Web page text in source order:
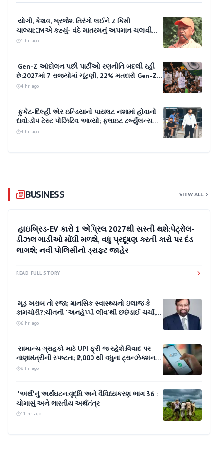
ચાલ્યા:CMએ કહ્યું- વંદે માતરમનું અપમાન ચલાવી
લેવાશે નહીં; 30 હજાર બાળકો-યુવાનો પહોંચ્યા
1 hr ago
છે:2027માં 7 રાજ્યોમાં ચૂંટણી, 22% મતદારો Gen-Z;
5% મતદારો આમતેમ થયા તો સરકારો બદલાઈ શકે છે
4 hr ago
દાવો:ડોપ ટેસ્ટ પોઝિટિવ આવ્યો; ફ્લાઇટ ટર્બ્યુલન્સમાં
137 મુસાફરો ફસાયા હતા, 17 લોકો ઘાયલ થયા હતા
4 hr ago
BUSINESS VIEW ALL
3 hr ago
ડીઝલ ગાડીઓ મોંઘી મળશે, વધુ પ્રદૂષણ કરતી કારો પર દંડ
લાગશે; નવી પોલિસીનો ડ્રાફ્ટ જાહેર
READ FULL STORY
કામચોરી?:ચીનની 'અનહેપ્પી લીવ'થી છંછેડાઈ ચર્ચા,
ઉદ્યોગપતિ ગોયનકાએ કહ્યું- ભારતમાં પણ ચર્ચા
6 hr ago
નાણામંત્રીની સ્પષ્ટતા; ₹2,000 થી વધુના ટ્રાન્ઝેક્શન
પર મર્ચન્ટ ચાર્જ સંભવ
6 hr ago
ચોમાસું અને ભારતીય અર્થતંત્ર
11 hr ago